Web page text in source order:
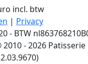
incl. btw
| Privacy
- BTW
- 2026 Patisserie